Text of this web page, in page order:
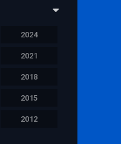
2024
2021
2018
2015
2012